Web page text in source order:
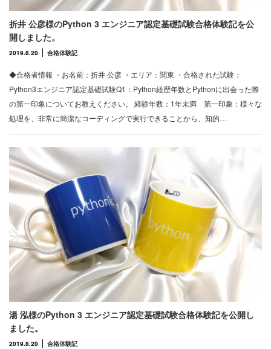
折井 公彦様のPython 3 エンジニア認定基礎試験合格体験記を公
開しました。
2019.8.20 合格体験記
◆合格者情報 ・お名前：折井 公彦 ・エリア：関東 ・合格された試験：
Python3エンジニア認定基礎試験Q1：Python経歴年数とPythonに出会った際
の第一印象についてお教えください。 経験年数：1年未満 第一印象：様々な
処理を、非常に簡潔なコーディングで実行できることから、知的…
湯 泓様のPython 3 エンジニア認定基礎試験合格体験記を公開し
ました。
2019.8.20 合格体験記